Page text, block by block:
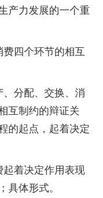
产力发展的一个重
四个环节的相互
分配、交换、消
互制约的辩证关
的起点，起着决定
着决定作用表现
体形式。